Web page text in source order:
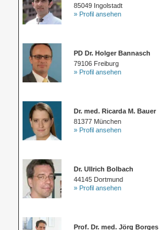
85049 Ingolstadt
» Profil ansehen
PD Dr. Holger Bannasch
79106 Freiburg
» Profil ansehen
Dr. med. Ricarda M. Bauer
81377 München
» Profil ansehen
Dr. Ullrich Bolbach
44145 Dortmund
» Profil ansehen
Prof. Dr. med. Jörg Borges